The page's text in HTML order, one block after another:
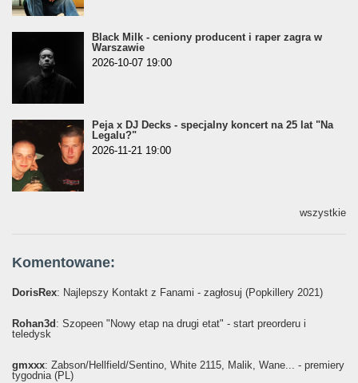
Black Milk - ceniony producent i raper zagra w
Warszawie
2026-10-07 19:00
Peja x DJ Decks - specjalny koncert na 25 lat "Na
Legalu?"
2026-11-21 19:00
wszystkie
Komentowane:
DorisRex: Najlepszy Kontakt z Fanami - zagłosuj (Popkillery 2021)
Rohan3d : Szopeen "Nowy etap na drugi etat" - start preorderu i
teledysk
gmxxx: Żabson/Hellfield/Sentino, White 2115, Malik, Wane... - premiery
tygodnia (PL)